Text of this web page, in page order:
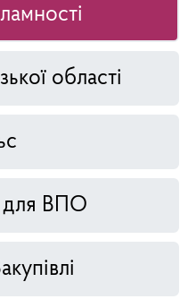
області
для ВПО